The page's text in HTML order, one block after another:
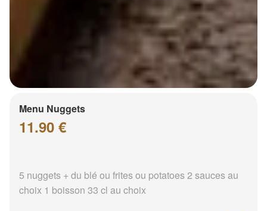
Menu Nuggets
11.90 €
5 nuggets + du blé ou frites ou potatoes 2 sauces au
choix 1 boisson 33 cl au choix